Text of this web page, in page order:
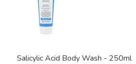
Salicylic Acid Body Wash - 250ml